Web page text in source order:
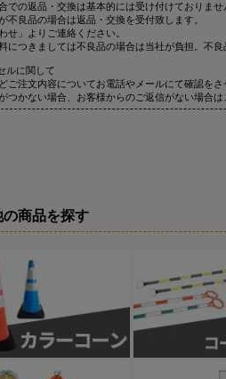
での返品・交換は基本的には受け付けておりませ
不良品の場合は返品・交換を受付致します。
せ」よりご連絡ください。
つきましては不良品の場合は当社が負担。不良
ルに関して
ご注文内容についてお電話やメールにて確認を
つかない場合、お客様からのご返信がない場合
の商品を探す